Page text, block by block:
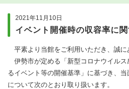
2021年11月10日
イベント開催時の収容率に
平素より当館をご利用いただき、誠に
伊勢市が定める「新型コロナウイルス
るイベント等の開催基準」に基づき、
について次のとおり取り扱います。